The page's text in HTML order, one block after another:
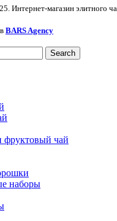
Интернет-магазин элитного
BARS Agency
Search
фруктовый чай
наборы